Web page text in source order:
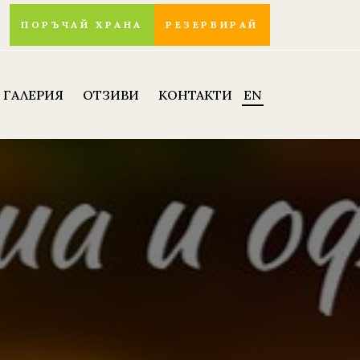
ПОРЪЧАЙ ХРАНА РЕЗЕРВИРАЙ
ГАЛЕРИЯ ОТЗИВИ КОНТАКТИ EN